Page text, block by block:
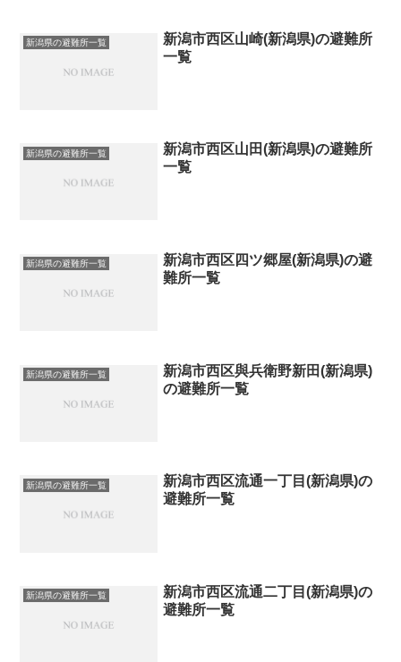
新潟県の避難所一覧
新潟市西区山崎(新潟県)の避難所
一覧
新潟県の避難所一覧
新潟市西区山田(新潟県)の避難所
一覧
新潟県の避難所一覧
新潟市西区四ツ郷屋(新潟県)の避
難所一覧
新潟県の避難所一覧
新潟市西区與兵衛野新田(新潟県)
の避難所一覧
新潟県の避難所一覧
新潟市西区流通一丁目(新潟県)の
避難所一覧
新潟県の避難所一覧
新潟市西区流通二丁目(新潟県)の
避難所一覧